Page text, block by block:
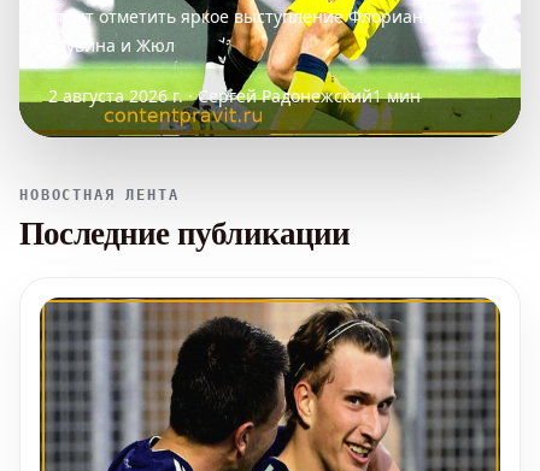
стоит отметить яркое выступление Флориана
Таувина и Жюл
2 августа 2026 г. · Сергей Радонежский1 мин
НОВОСТНАЯ ЛЕНТА
Последние публикации